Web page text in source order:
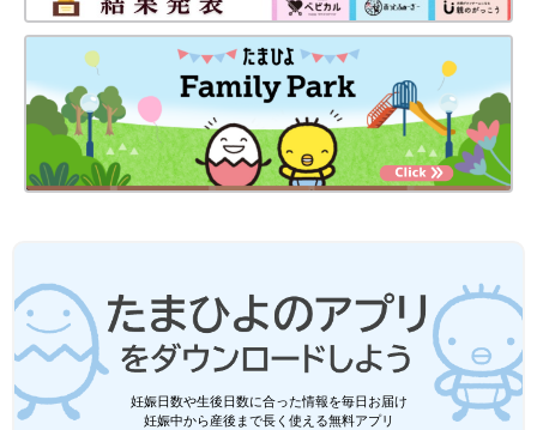
妊娠日数や生後日数に合った情報を毎日お届け
妊娠中から産後まで長く使える無料アプリ